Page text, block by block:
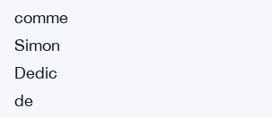
comme
Simon
Dedic
de